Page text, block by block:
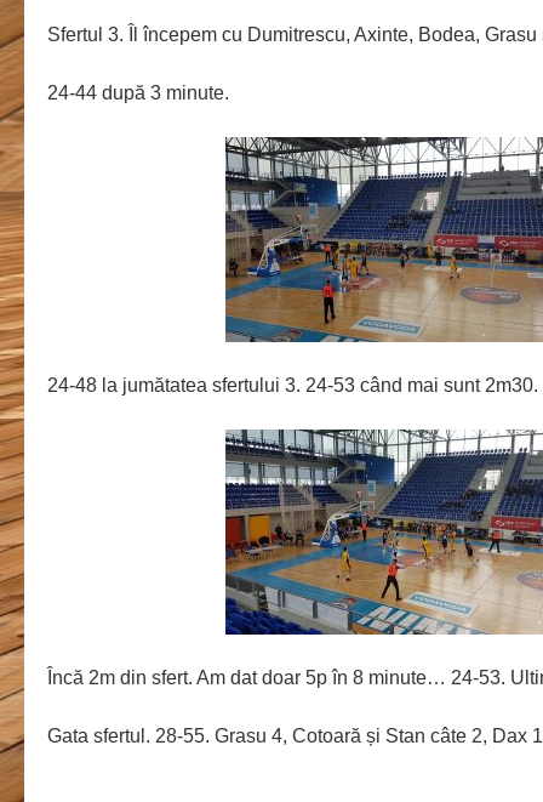
Sfertul 3. Îl începem cu Dumitrescu, Axinte, Bodea,
24-44 după 3 minute.
24-48 la jumătatea sfertului 3. 24-53 când mai sunt 2m30.
Încă 2m din sfert. Am dat doar 5p în 8 minute… 24-53.
Gata sfertul. 28-55. Grasu 4, Cotoară și Stan câte 2, Dax